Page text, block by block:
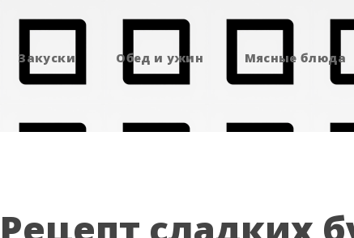
Закуски Обед и ужин Мясные блюда